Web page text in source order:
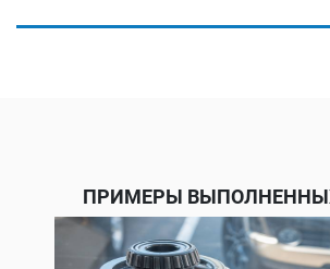
ПРИМЕРЫ